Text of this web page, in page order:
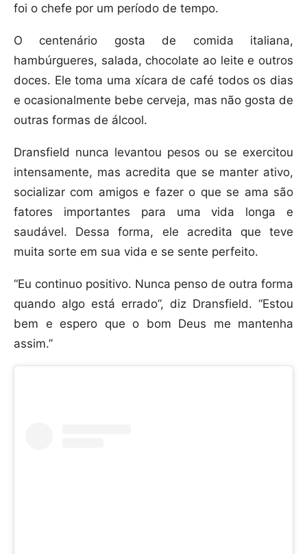
foi o chefe por um período de tempo.
O centenário gosta de comida italiana,
hambúrgueres, salada, chocolate ao leite e outros
doces. Ele toma uma xícara de café todos os dias
e ocasionalmente bebe cerveja, mas não gosta de
outras formas de álcool.
Dransfield nunca levantou pesos ou se exercitou
intensamente, mas acredita que se manter ativo,
socializar com amigos e fazer o que se ama são
fatores importantes para uma vida longa e
saudável. Dessa forma, ele acredita que teve
muita sorte em sua vida e se sente perfeito.
“Eu continuo positivo. Nunca penso de outra forma
quando algo está errado”, diz Dransfield. “Estou
bem e espero que o bom Deus me mantenha
assim.”